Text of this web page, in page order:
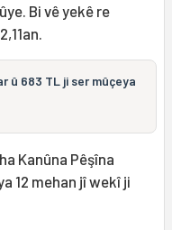
Bi vê yekê re
û 683 TL ji ser mûçeya
Kanûna Pêşîna
12 mehan jî wekî ji